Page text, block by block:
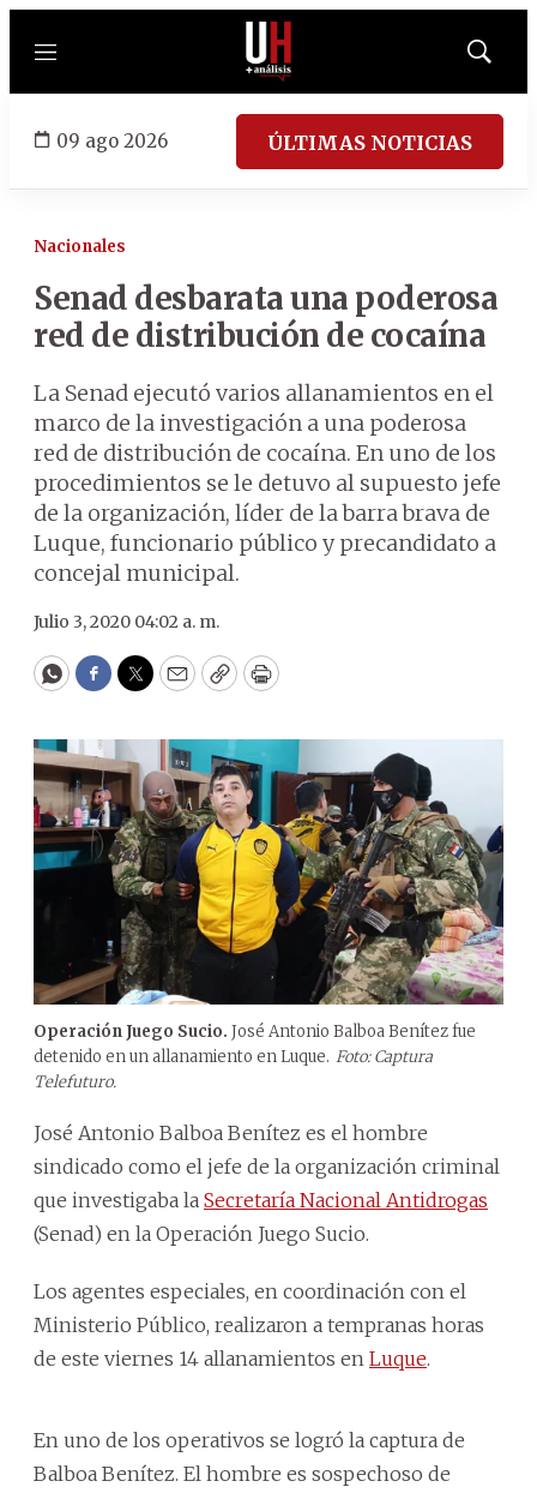
Menú
Mostrar
09 ago 2026 ÚLTIMAS NOTICIAS
Nacionales
Senad desbarata una poderosa
red de distribución de cocaína
La Senad ejecutó varios allanamientos en el
marco de la investigación a una poderosa
red de distribución de cocaína. En uno de los
procedimientos se le detuvo al supuesto jefe
de la organización, líder de la barra brava de
Luque, funcionario público y precandidato a
concejal municipal.
Julio 3, 2020 04:02 a. m.
WhatsApp
Facebook
Twitter
EmailCopyPrint
Operación Juego Sucio. José Antonio Balboa Benítez fue
detenido en un allanamiento en Luque. Foto: Captura
Telefuturo.
José Antonio Balboa Benítez es el hombre
sindicado como el jefe de la organización criminal
que investigaba la Secretaría Nacional Antidrogas
(Senad) en la Operación Juego Sucio.
Los agentes especiales, en coordinación con el
Ministerio Público, realizaron a tempranas horas
de este viernes 14 allanamientos en Luque.
En uno de los operativos se logró la captura de
Balboa Benítez. El hombre es sospechoso de